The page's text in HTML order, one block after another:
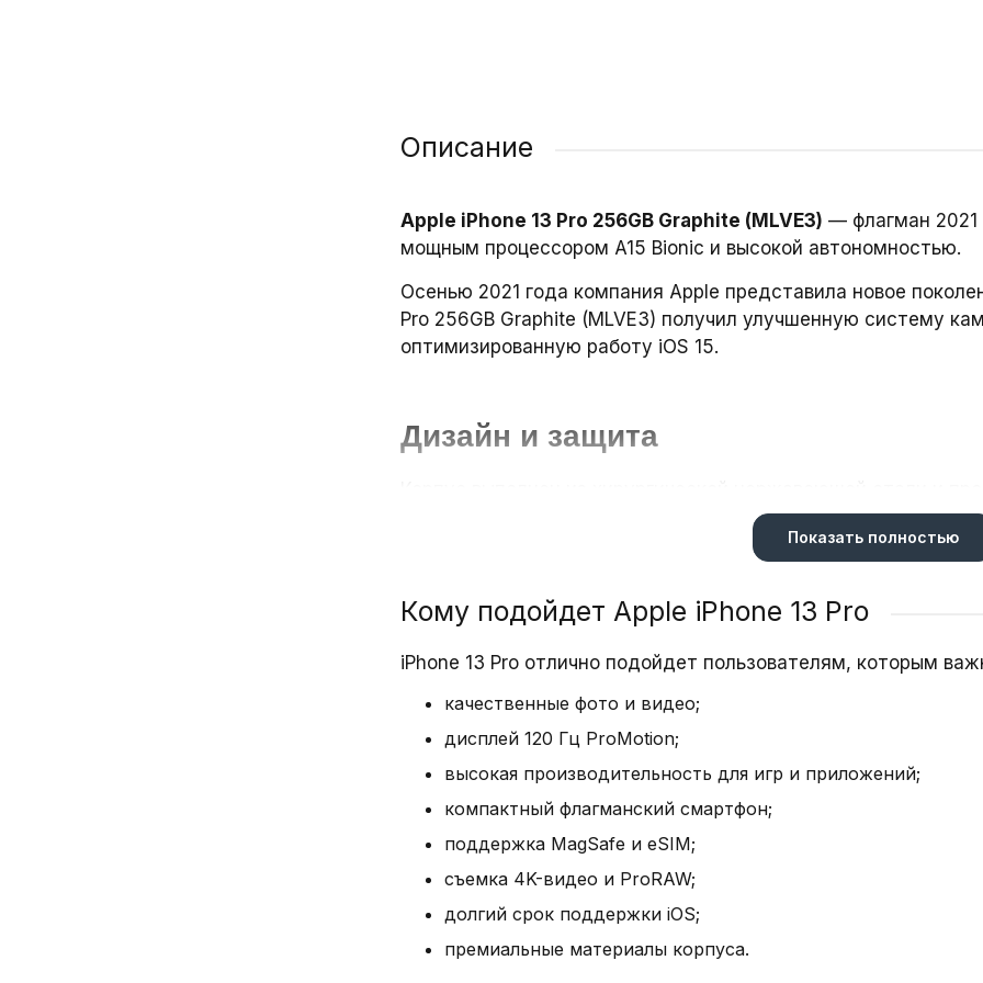
Описание
Apple iPhone 13 Pro 256GB Graphite (MLVE3) — флагман 2021
мощным процессором A15 Bionic и высокой автономностью.
Осенью 2021 года компания Apple представила новое
Pro 256GB Graphite (MLVE3) получил улучшенную систему
оптимизированную работу iOS 15.
Дизайн и защита
Shield. Стандарт IP68 обеспечивает защиту от воды и пыли.
гранями и аккуратной рамкой подчеркивает премиальный
Дисплей 6.1″ Super Retina XDR
увеличена на 28%, что обеспечивает четкое изображение
LTPO‑матрица помогает экономить заряд батареи.
Производительность
Чип A15 Bionic с 6‑ядерным CPU и 16‑ядерным Neural Engine
работы, быструю обработку графики и эффективное
Показать полностью
Кому подойдет Apple iPhone 13 Pro
iPhone 13 Pro отлично подойдет пользователям, которым
качественные фото и видео;
дисплей 120 Гц ProMotion;
высокая производительность для игр и приложений;
компактный флагманский смартфон;
поддержка MagSafe и eSIM;
съемка 4K-видео и ProRAW;
долгий срок поддержки iOS;
премиальные материалы корпуса.